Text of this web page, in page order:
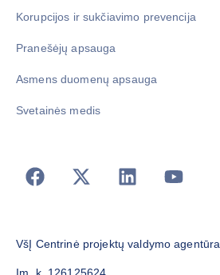
Korupcijos ir sukčiavimo prevencija
Pranešėjų apsauga
Asmens duomenų apsauga
Svetainės medis
VšĮ Centrinė projektų valdymo agentūra
Įm. k. 126125624